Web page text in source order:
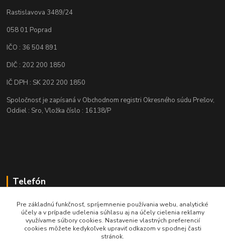
Rastislavova 3489/24
058 01 Poprad
IČO : 36 504 891
DIČ : 202 200 1850
IČ DPH : SK 202 200 1850
Spoločnosť je zapísaná v Obchodnom registri Okresného súdu Prešov,
Oddiel : Sro, Vložka číslo : 16138/P
Telefón
+421 905 622 625
obchod@nozeplus.sk
Pre základnú funkčnosť, spríjemnenie používania webu, analytické
účely a v prípade udelenia súhlasu aj na účely cielenia reklamy
využívame súbory cookies. Nastavenie vlastných preferencií
cookies môžete kedykoľvek upraviť odkazom v spodnej časti
stránok.